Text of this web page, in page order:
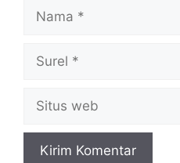
web